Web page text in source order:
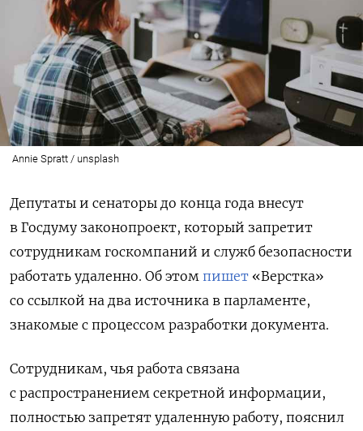
Annie Spratt / unsplash
Депутаты и сенаторы до конца года внесут
в Госдуму законопроект, который запретит
сотрудникам госкомпаний и служб безопасности
работать удаленно. Об этом пишет «Верстка»
со ссылкой на два источника в парламенте,
знакомые с процессом разработки документа.
Сотрудникам, чья работа связана
с распространением секретной информации,
полностью запретят удаленную работу, пояснил